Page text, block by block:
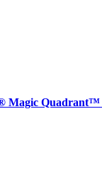
Magic Quadrant™